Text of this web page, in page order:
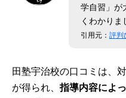
城
県
栃
東
小山校
問合
せ
栃
木
小
学自習」が
くわかりま
引用元： 評判
田塾宇治校の口コミは、
が得られ、指導内容によ